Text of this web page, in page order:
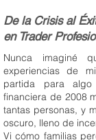
De la Crisis al
en Trader
Nunca imaginé
experiencias de
partida para algo
financiera de 2008
tantas personas, y
oscuro, lleno de
Vi cómo familias